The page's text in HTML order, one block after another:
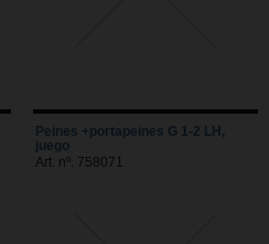
Peines +portapeines G 1-2 LH,
juego
Art. nº. 758071